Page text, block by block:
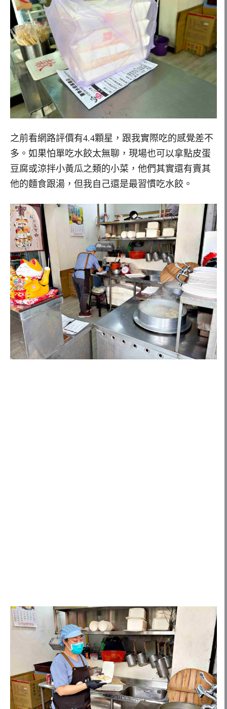
之前看網路評價有4.4顆星，跟我實際吃的感覺差不
多。如果怕單吃水餃太無聊，現場也可以拿點皮蛋
豆腐或涼拌小黃瓜之類的小菜，他們其實還有賣其
他的麵食跟湯，但我自己還是最習慣吃水餃。